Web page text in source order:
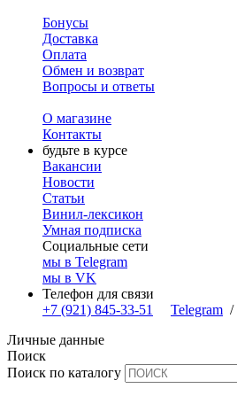
Бонусы
Доставка
Оплата
Обмен и возврат
Вопросы и ответы
О магазине
Контакты
будьте в курсе
Вакансии
Новости
Статьи
Винил-лексикон
Умная подписка
Социальные сети
мы в Telegram
мы в VK
Телефон для связи
+7 (921) 845-33-51
Telegram /
Личные данные
Поиск
Поиск по каталогу